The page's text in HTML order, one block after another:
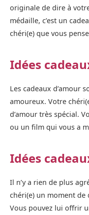
originale de dire à
médaille, c’est un
chéri(e) que vous
Idées
Les cadeaux d’amour
amoureux. Votre
d’amour très spécial.
ou un film qui vous a
Idées
Il n’y a rien de plus
chéri(e) un moment de
Vous pouvez lui offrir